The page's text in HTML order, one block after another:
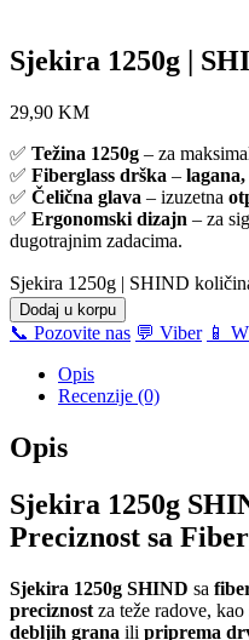
Sjekira 1250g |
29,90 KM
✅ Težina 1250g – za
✅ Fiberglass drška –
✅ Čelična glava – izuzetna
✅ Ergonomski dizajn – za
dugotrajnim zadacima.
Sjekira 1250g | SHIND
Dodaj u korpu
📞 Pozovite nas 💬 Viber 📱
Opis
Recenzije (0)
Opis
Sjekira 1250g
Preciznost sa
Sjekira 1250g SHIND sa
preciznost za teže radove, kao
debljih grana ili priprema